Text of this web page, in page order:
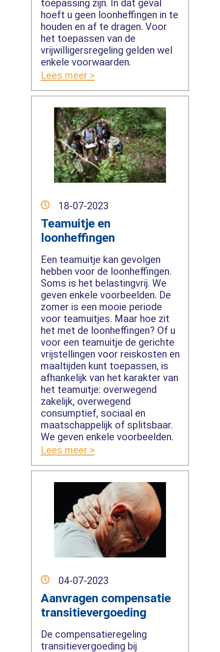
toepassing zijn. In dat geval
hoeft u geen loonheffingen in te
houden en af te dragen. Voor
het toepassen van de
vrijwilligersregeling gelden wel
enkele voorwaarden.
Lees meer >
18-07-2023
Teamuitje en
loonheffingen
Een teamuitje kan gevolgen
hebben voor de loonheffingen.
Soms is het belastingvrij. We
geven enkele voorbeelden. De
zomer is een mooie periode
voor teamuitjes. Maar hoe zit
het met de loonheffingen? Of u
voor een teamuitje de gerichte
vrijstellingen voor reiskosten en
maaltijden kunt toepassen, is
afhankelijk van het karakter van
het teamuitje: overwegend
zakelijk, overwegend
consumptief, sociaal en
maatschappelijk of splitsbaar.
We geven enkele voorbeelden.
Lees meer >
04-07-2023
Aanvragen compensatie
transitievergoeding
De compensatieregeling
transitievergoeding bij